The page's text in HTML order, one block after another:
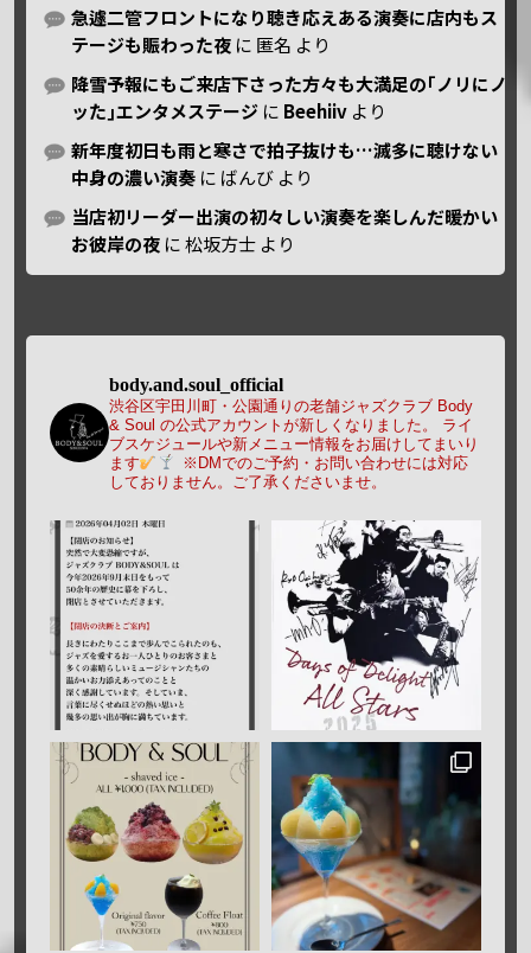
急遽二管フロントになり聴き応えある演奏に店内もス
テージも賑わった夜 に 匿名 より
降雪予報にもご来店下さった方々も大満足の｢ノリにノ
ッた｣エンタメステージ に Beehiiv より
新年度初日も雨と寒さで拍子抜けも…滅多に聴けない
中身の濃い演奏 に ばんび より
当店初リーダー出演の初々しい演奏を楽しんだ暖かい
お彼岸の夜 に松坂方士 より
body.and.soul_official
渋谷区宇田川町・公園通りの老舗ジャズクラブ Body
& Soul の公式アカウントが新しくなりました。
ライ
ブスケジュールや新メニュー情報をお届けしてまいり
ます
※DMでのご予約・お問い合わせには対応
しておりません。ご了承くださいませ。